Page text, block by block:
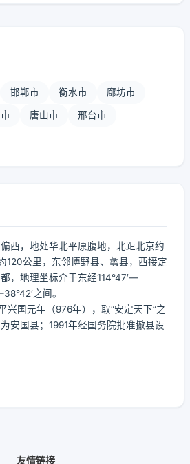
邯郸市 衡水市 廊坊市
唐山市 邢台市
西，地处华北平原腹地，北距北京约
120公里，东邻博野县、蠡县，西接定
，地理坐标介于东经114°47′—
之间。
兴国元年（976年），取“安定天下”之
安国县；1991年经国务院批准撤县设
友情链接